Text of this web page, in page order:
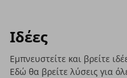
Ιδέες
Εμπνευστείτε και βρείτε
Εδώ θα βρείτε λύσεις για